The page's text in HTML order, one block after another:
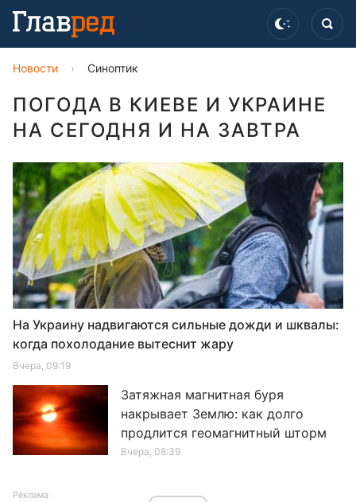
Новости › Синоптик
ПОГОДА В КИЕВЕ И УКРАИНЕ
НА СЕГОДНЯ И НА ЗАВТРА
На Украину надвигаются сильные дожди и шквалы:
когда похолодание вытеснит жару
Вчера, 09:19
Затяжная магнитная буря
накрывает Землю: как долго
продлится геомагнитный шторм
Вчера, 08:39
Реклама